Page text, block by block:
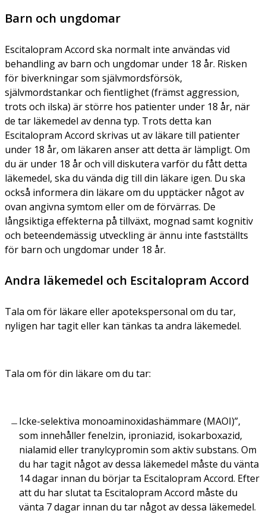
Barn och ungdomar
Escitalopram Accord ska normalt inte användas vid
behandling av barn och ungdomar under 18 år. Risken
för biverkningar som självmordsförsök,
självmordstankar och fientlighet (främst aggression,
trots och ilska) är större hos patienter under 18 år, när
de tar läkemedel av denna typ. Trots detta kan
Escitalopram Accord skrivas ut av läkare till patienter
under 18 år, om läkaren anser att detta är lämpligt. Om
du är under 18 år och vill diskutera varför du fått detta
läkemedel, ska du vända dig till din läkare igen. Du ska
också informera din läkare om du upptäcker något av
ovan angivna symtom eller om de förvärras. De
långsiktiga effekterna på tillväxt, mognad samt kognitiv
och beteendemässig utveckling är ännu inte fastställts
för barn och ungdomar under 18 år.
Andra läkemedel och Escitalopram Accord
Tala om för läkare eller apotekspersonal om du tar,
nyligen har tagit eller kan tänkas ta andra läkemedel.
Tala om för din läkare om du tar:
Icke-selektiva monoaminoxidashämmare (MAOI)”,
som innehåller fenelzin, iproniazid, isokarboxazid,
nialamid eller tranylcypromin som aktiv substans. Om
du har tagit något av dessa läkemedel måste du vänta
14 dagar innan du börjar ta Escitalopram Accord. Efter
att du har slutat ta Escitalopram Accord måste du
vänta 7 dagar innan du tar något av dessa läkemedel.